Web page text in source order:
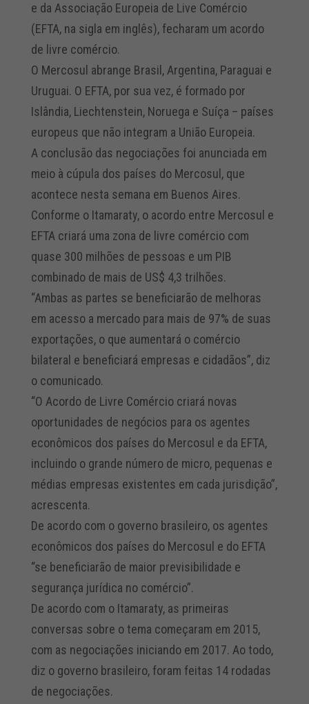
e da Associação Europeia de Live Comércio
(EFTA, na sigla em inglês), fecharam um acordo
de livre comércio.
O Mercosul abrange Brasil, Argentina, Paraguai e
Uruguai. O EFTA, por sua vez, é formado por
Islândia, Liechtenstein, Noruega e Suíça – países
europeus que não integram a União Europeia.
A conclusão das negociações foi anunciada em
meio à cúpula dos países do Mercosul, que
acontece nesta semana em Buenos Aires.
Conforme o Itamaraty, o acordo entre Mercosul e
EFTA criará uma zona de livre comércio com
quase 300 milhões de pessoas e um PIB
combinado de mais de US$ 4,3 trilhões.
“Ambas as partes se beneficiarão de melhoras
em acesso a mercado para mais de 97% de suas
exportações, o que aumentará o comércio
bilateral e beneficiará empresas e cidadãos”, diz
o comunicado.
“O Acordo de Livre Comércio criará novas
oportunidades de negócios para os agentes
econômicos dos países do Mercosul e da EFTA,
incluindo o grande número de micro, pequenas e
médias empresas existentes em cada jurisdição”,
acrescenta.
De acordo com o governo brasileiro, os agentes
econômicos dos países do Mercosul e do EFTA
“se beneficiarão de maior previsibilidade e
segurança jurídica no comércio”.
De acordo com o Itamaraty, as primeiras
conversas sobre o tema começaram em 2015,
com as negociações iniciando em 2017. Ao todo,
diz o governo brasileiro, foram feitas 14 rodadas
de negociações.